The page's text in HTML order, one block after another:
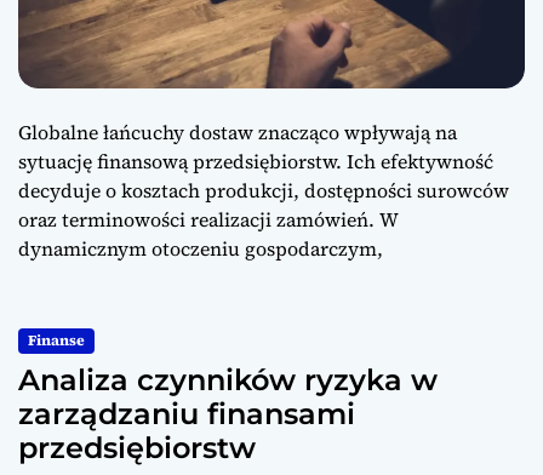
Globalne łańcuchy dostaw znacząco wpływają na
sytuację finansową przedsiębiorstw. Ich efektywność
decyduje o kosztach produkcji, dostępności surowców
oraz terminowości realizacji zamówień. W
dynamicznym otoczeniu gospodarczym,
Finanse
Analiza czynników ryzyka w
zarządzaniu finansami
przedsiębiorstw